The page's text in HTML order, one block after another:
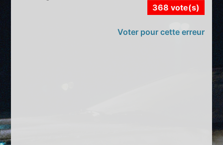
368 vote(s)
Voter pour cette erreur